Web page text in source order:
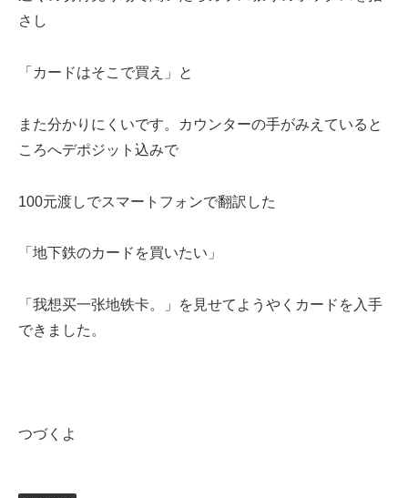
さし
「カードはそこで買え」と
また分かりにくいです。カウンターの手がみえていると
ころへデポジット込みで
100元渡しでスマートフォンで翻訳した
「地下鉄のカードを買いたい」
「我想买一张地铁卡。」を見せてようやくカードを入手
できました。
つづくよ